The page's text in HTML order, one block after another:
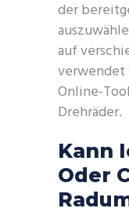
der
auf
verwendet
Online-
Drehräder.
Kann
Oder